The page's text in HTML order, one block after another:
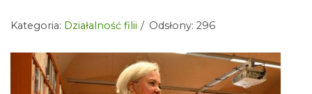
Kategoria: Działalność filii Odsłony: 296